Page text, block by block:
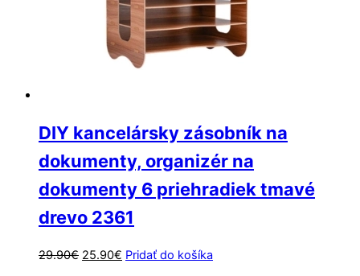
DIY kancelársky zásobník na
dokumenty, organizér na
dokumenty 6 priehradiek tmavé
drevo 2361
29.90€ Pôvodná
25.90€ Aktuálna
Pridať do košíka